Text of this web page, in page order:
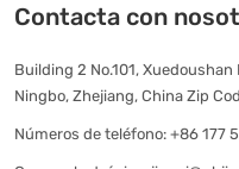
Contacta con
Building 2 No.101,
Ningbo, Zhejiang, China Zip
Números de teléfono: +86 177